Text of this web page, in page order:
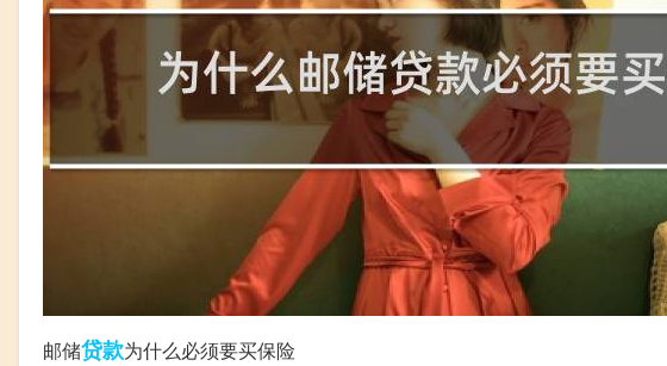
邮储贷款为什么必须要买保险